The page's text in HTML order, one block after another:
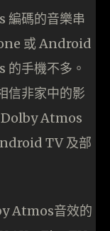
編碼的音樂串
或 Android
手機不多。
信非家中的影
Dolby Atmos
TV 及部
Atmos音效的